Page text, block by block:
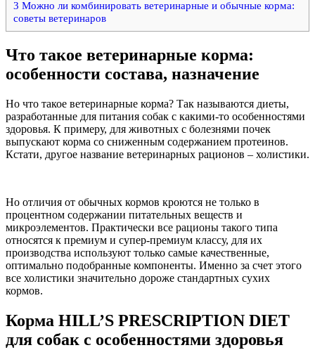
3 Можно ли комбинировать ветеринарные и обычные корма:
советы ветеринаров
Что такое ветеринарные корма:
особенности состава, назначение
Но что такое ветеринарные корма? Так называются диеты,
разработанные для питания собак с какими-то особенностями
здоровья. К примеру, для животных с болезнями почек
выпускают корма со сниженным содержанием протеинов.
Кстати, другое название ветеринарных рационов – холистики.
Но отличия от обычных кормов кроются не только в
процентном содержании питательных веществ и
микроэлементов. Практически все рационы такого типа
относятся к премиум и супер-премиум классу, для их
производства используют только самые качественные,
оптимально подобранные компоненты. Именно за счет этого
все холистики значительно дороже стандартных сухих
кормов.
Корма HILL’S PRESCRIPTION DIET
для собак с особенностями здоровья